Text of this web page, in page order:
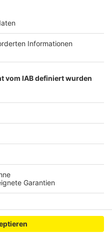
schicken,
externes Personal
der
bis Ende März 2024
Kraftwerke endgültig